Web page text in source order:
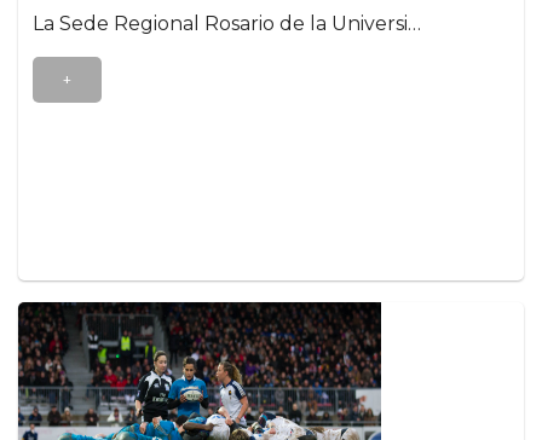
La Sede Regional Rosario de la Universi…
+